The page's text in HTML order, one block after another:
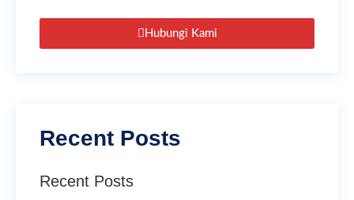
Hubungi Kami
Recent Posts
Recent Posts